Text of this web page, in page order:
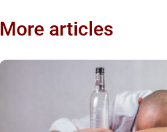
More articles